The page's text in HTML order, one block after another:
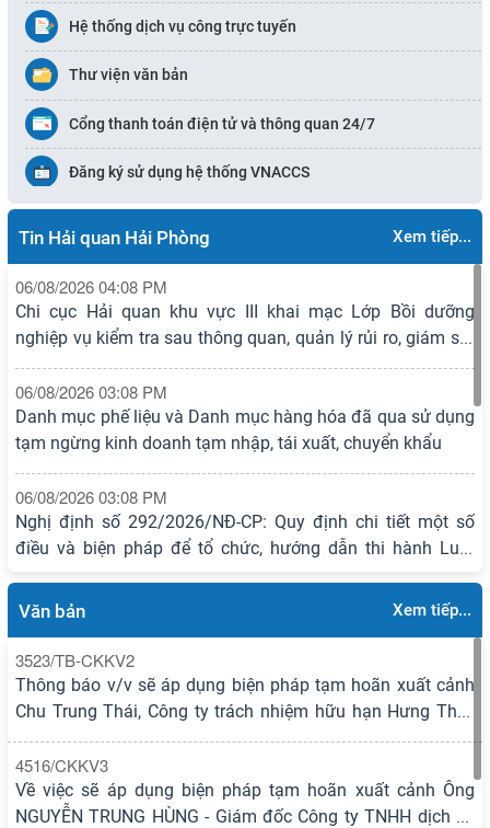
Hệ thống dịch vụ công trực tuyến
Thư viện văn bản
Cổng thanh toán điện tử và thông quan 24/7
Đăng ký sử dụng hệ thống VNACCS
Tư vấn - Hỗ trợ về CSPL hải quan
Tra cứu nộp thuế của tờ khai hải quan
Đăng ký Doanh nghiệp sử dụng chữ ký số
Tiếp nhận thông tin doanh nghiệp
Thông tin chung và tài khoản kho bạc của các đơn vị hải
quan
Tra cứu tỷ giá
Tin Hải quan Hải Phòng Xem tiếp...
06/08/2026 04:08 PM
Chi cục Hải quan khu vực III khai mạc Lớp Bồi dưỡng
nghiệp vụ kiểm tra sau thông quan, quản lý rủi ro, giám sát
quản lý về hải quan và thủ tục hải quan
06/08/2026 03:08 PM
Danh mục phế liệu và Danh mục hàng hóa đã qua sử dụng
tạm ngừng kinh doanh tạm nhập, tái xuất, chuyển khẩu
06/08/2026 03:08 PM
Nghị định số 292/2026/NĐ-CP: Quy định chi tiết một số
điều và biện pháp để tổ chức, hướng dẫn thi hành Luật
06/08/2026 11:33 AM
bảo vệ an ninh, trật tự ở cơ sở giỏi toàn quốc lần thứ I năm
2026
06/08/2026 02:05 AM
đạo của Chính phủ, thành phố Hải Phòng về chống buôn lậ
Văn bản Xem tiếp...
3523/TB-CKKV2
Thông báo v/v sẽ áp dụng biện pháp tạm hoãn xuất cảnh
Chu Trung Thái, Công ty trách nhiệm hữu hạn Hưng Thái,
mã số thuế: 0200795191
4516/CKKV3
Về việc sẽ áp dụng biện pháp tạm hoãn xuất cảnh Ông
NGUYỄN TRUNG HÙNG - Giám đốc Công ty TNHH dịch vụ